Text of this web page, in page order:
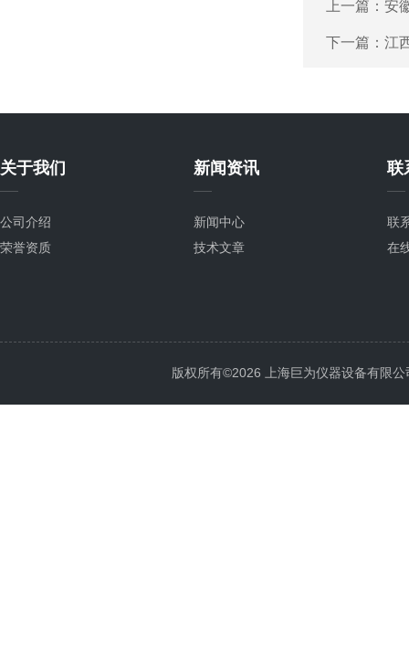
上一篇： 安
下一篇： 江
关于我们
公司介绍
荣誉资质
新闻资讯
新闻中心
技术文章
联
联
在
版权所有©2026 上海巨为仪器设备有限